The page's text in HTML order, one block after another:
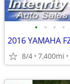
• • • •
8/4 7,400mi